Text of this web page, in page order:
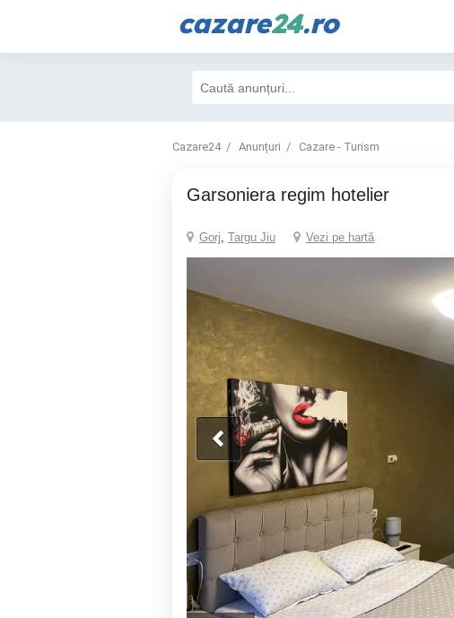
cazare24.ro
Cazare24 Anunțuri Cazare - Turism
Garsoniera regim hotelier
Gorj, Targu Jiu Vezi pe hartă